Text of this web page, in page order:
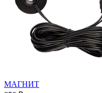
МАГНИТ